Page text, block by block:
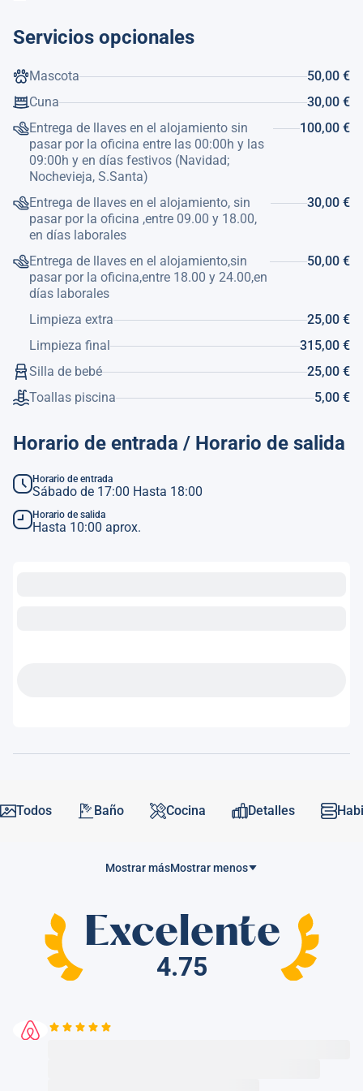
vajilla/cubertería, utensilios/cocina, cafetera, tostadora,
hervidor de agua y exprimidor.
Ref. Turística: VT-508676-A
Servicios opcionales
Mascota
50,00 €
Cuna
30,00 €
Entrega de llaves en el alojamiento sin
pasar por la oficina entre las 00:00h y las
09:00h y en días festivos (Navidad;
Nochevieja, S.Santa)
100,00 €
Entrega de llaves en el alojamiento, sin
pasar por la oficina ,entre 09.00 y 18.00,
en días laborales
30,00 €
Entrega de llaves en el alojamiento,sin
pasar por la oficina,entre 18.00 y 24.00,en
días laborales
50,00 €
Limpieza extra
25,00 €
Limpieza final
315,00 €
Silla de bebé
25,00 €
Toallas piscina
5,00 €
Horario de entrada / Horario de salida
Horario de entrada
Sábado de 17:00 Hasta 18:00
Horario de salida
Hasta 10:00 aprox.
Todos Baño Cocina Detalles
Mostrar másMostrar menos
Excelente
4.75